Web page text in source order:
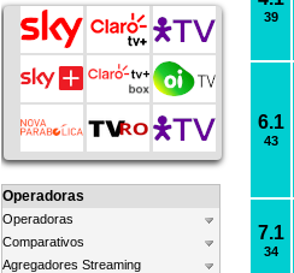
Operadoras
Operadoras
Comparativos
Agregadores Streaming
39
6.1
43
7.1
34